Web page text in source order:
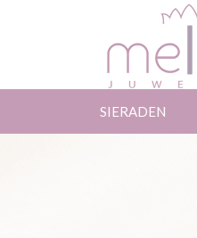
SIERADEN